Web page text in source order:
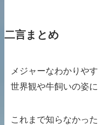
二言まとめ
メジャーなわかりや
世界観や牛飼いの姿
これまで知らなかっ